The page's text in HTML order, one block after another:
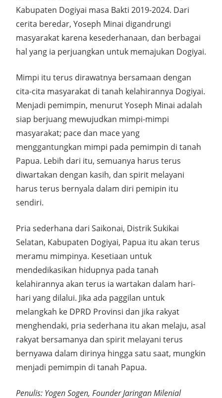
Kabupaten Dogiyai masa Bakti 2019-2024. Dari
cerita beredar, Yoseph Minai digandrungi
masyarakat karena kesederhanaan, dan berbagai
hal yang ia perjuangkan untuk memajukan Dogiyai.
Mimpi itu terus dirawatnya bersamaan dengan
cita-cita masyarakat di tanah kelahirannya Dogiyai.
Menjadi pemimpin, menurut Yoseph Minai adalah
siap berjuang mewujudkan mimpi-mimpi
masyarakat; pace dan mace yang
menggantungkan mimpi pada pemimpin di tanah
Papua. Lebih dari itu, semuanya harus terus
diwartakan dengan kasih, dan spirit melayani
harus terus bernyala dalam diri pemipin itu
sendiri.
Pria sederhana dari Saikonai, Distrik Sukikai
Selatan, Kabupaten Dogiyai, Papua itu akan terus
meramu mimpinya. Kesetiaan untuk
mendedikasikan hidupnya pada tanah
kelahirannya akan terus ia wartakan dalam hari-
hari yang dilalui. Jika ada paggilan untuk
melangkah ke DPRD Provinsi dan jika rakyat
menghendaki, pria sederhana itu akan melaju, asal
rakyat bersamanya dan spirit melayani terus
bernyawa dalam dirinya hingga satu saat, mungkin
menjadi pemimpin di tanah Papua.
Penulis: Yogen Sogen, Founder Jaringan Milenial